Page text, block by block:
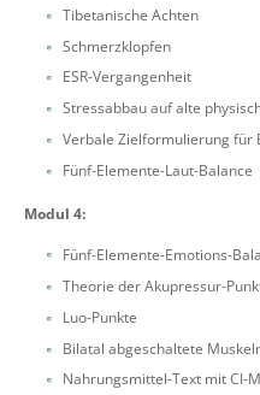
Tibetanische Achten
Schmerzklopfen
ESR-Vergangenheit
Stressabbau auf alte
Verbale Zielformulierung für
Fünf-Elemente-Laut-Balance
Modul 4:
Fünf-Elemente-Emotions-
Theorie der Akupressur-
Luo-Punkte
Bilatal abgeschaltete
Nahrungsmittel-Text mit CI-